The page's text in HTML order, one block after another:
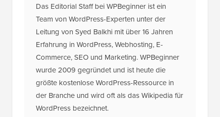
Das Editorial Staff bei WPBeginner ist ein
Team von WordPress-Experten unter der
Leitung von Syed Balkhi mit über 16 Jahren
Erfahrung in WordPress, Webhosting, E-
Commerce, SEO und Marketing. WPBeginner
wurde 2009 gegründet und ist heute die
größte kostenlose WordPress-Ressource in
der Branche und wird oft als das Wikipedia für
WordPress bezeichnet.